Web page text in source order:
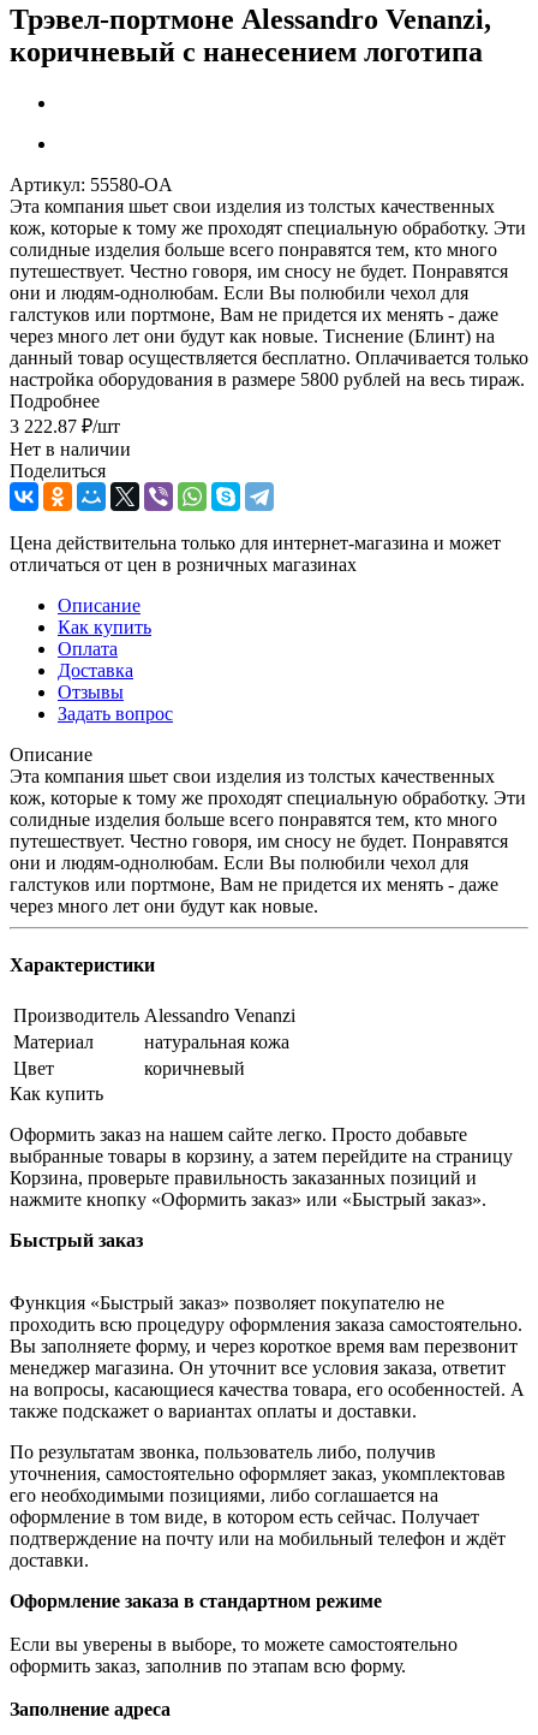
Трэвел-портмоне Alessandro Venanzi,
коричневый с нанесением логотипа
Артикул: 55580-OA
Эта компания шьет свои изделия из толстых качественных
кож, которые к тому же проходят специальную обработку. Эти
солидные изделия больше всего понравятся тем, кто много
путешествует. Честно говоря, им сносу не будет. Понравятся
они и людям-однолюбам. Если Вы полюбили чехол для
галстуков или портмоне, Вам не придется их менять - даже
через много лет они будут как новые. Тиснение (Блинт) на
данный товар осуществляется бесплатно. Оплачивается только
настройка оборудования в размере 5800 рублей на весь тираж.
Подробнее
3 222.87 ₽/шт
Нет в наличии
Поделиться
Цена действительна только для интернет-магазина и может
отличаться от цен в розничных магазинах
Описание
Как купить
Оплата
Доставка
Отзывы
Задать вопрос
Описание
Эта компания шьет свои изделия из толстых качественных
кож, которые к тому же проходят специальную обработку. Эти
солидные изделия больше всего понравятся тем, кто много
путешествует. Честно говоря, им сносу не будет. Понравятся
они и людям-однолюбам. Если Вы полюбили чехол для
галстуков или портмоне, Вам не придется их менять - даже
через много лет они будут как новые.
Характеристики
Производитель Alessandro Venanzi
Материал
натуральная кожа
Цвет
коричневый
Как купить
Оформить заказ на нашем сайте легко. Просто добавьте
выбранные товары в корзину, а затем перейдите на страницу
Корзина, проверьте правильность заказанных позиций и
нажмите кнопку «Оформить заказ» или «Быстрый заказ».
Быстрый заказ
Функция «Быстрый заказ» позволяет покупателю не
проходить всю процедуру оформления заказа самостоятельно.
Вы заполняете форму, и через короткое время вам перезвонит
менеджер магазина. Он уточнит все условия заказа, ответит
на вопросы, касающиеся качества товара, его особенностей. А
также подскажет о вариантах оплаты и доставки.
По результатам звонка, пользователь либо, получив
уточнения, самостоятельно оформляет заказ, укомплектовав
его необходимыми позициями, либо соглашается на
оформление в том виде, в котором есть сейчас. Получает
подтверждение на почту или на мобильный телефон и ждёт
доставки.
Оформление заказа в стандартном режиме
Если вы уверены в выборе, то можете самостоятельно
оформить заказ, заполнив по этапам всю форму.
Заполнение адреса